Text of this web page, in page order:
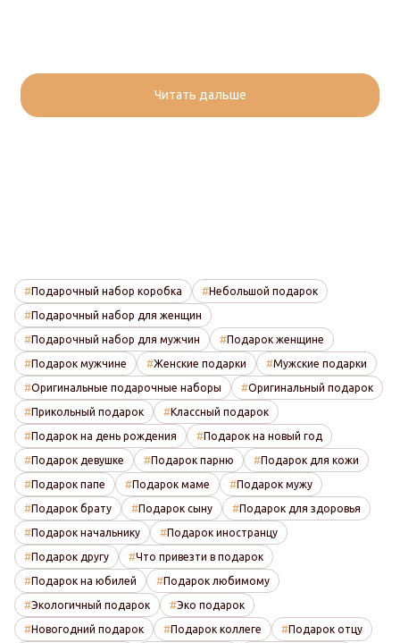
Читать дальше
Подарочный набор коробка Небольшой подарок
Подарочный набор для женщин
Подарочный набор для мужчин Подарок женщине
Подарок мужчине Женские подарки Мужские подарки
Оригинальные подарочные наборы Оригинальный подарок
Прикольный подарок Классный подарок
Подарок на день рождения Подарок на новый год
Подарок девушке Подарок парню Подарок для кожи
Подарок папе Подарок маме Подарок мужу
Подарок брату Подарок сыну Подарок для здоровья
Подарок начальнику Подарок иностранцу
Подарок другу Что привезти в подарок
Подарок на юбилей Подарок любимому
Экологичный подарок Эко подарок
Новогодний подарок Подарок коллеге Подарок отцу